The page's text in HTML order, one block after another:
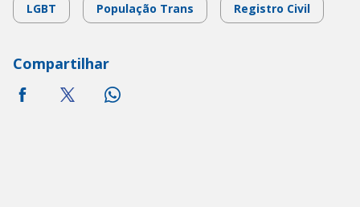
LGBT População Trans Registro Civil
Compartilhar